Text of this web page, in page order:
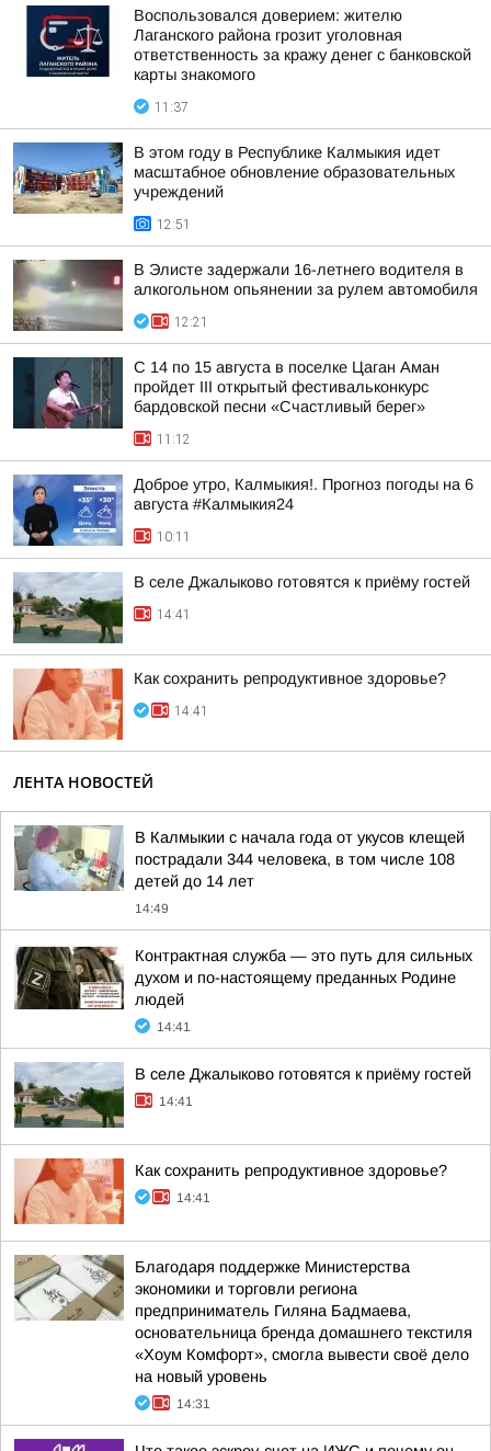
Воспользовался доверием: жителю
Лаганского района грозит уголовная
ответственность за кражу денег с банковской
карты знакомого
11:37
В этом году в Республике Калмыкия идет
масштабное обновление образовательных
учреждений
12:51
В Элисте задержали 16-летнего водителя в
алкогольном опьянении за рулем автомобиля
12:21
С 14 по 15 августа в поселке Цаган Аман
пройдет III открытый фестивальконкурс
бардовской песни «Счастливый берег»
11:12
Доброе утро, Калмыкия!. Прогноз погоды на 6
августа #Калмыкия24
10:11
В селе Джалыково готовятся к приёму гостей
14:41
Как сохранить репродуктивное здоровье?
14:41
ЛЕНТА НОВОСТЕЙ
В Калмыкии с начала года от укусов клещей
пострадали 344 человека, в том числе 108
детей до 14 лет
14:49
Контрактная служба — это путь для сильных
духом и по-настоящему преданных Родине
людей
14:41
В селе Джалыково готовятся к приёму гостей
14:41
Как сохранить репродуктивное здоровье?
14:41
Благодаря поддержке Министерства
экономики и торговли региона
предприниматель Гиляна Бадмаева,
основательница бренда домашнего текстиля
«Хоум Комфорт», смогла вывести своё дело
на новый уровень
14:31